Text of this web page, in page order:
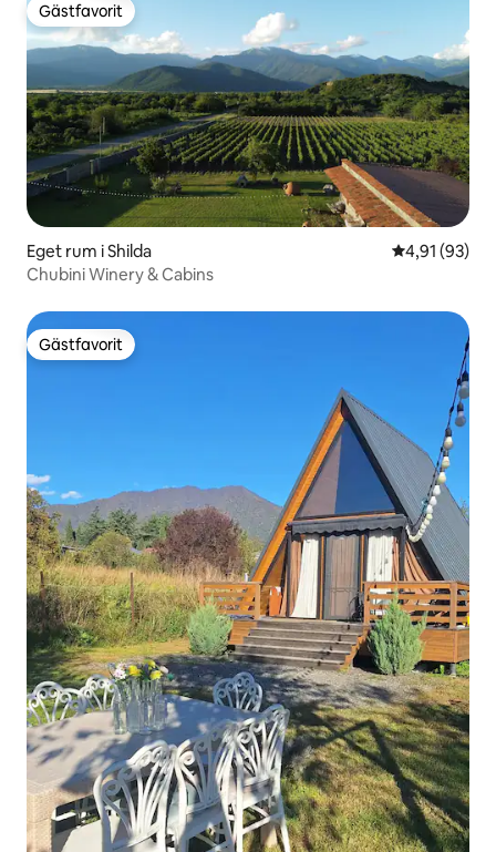
Gästfavorit
Gästfavorit
Eget rum i Shilda 4,91 av 5 i
4,91 (93)
Chubini Winery & Cabins
Gästfavorit
Gästfavorit